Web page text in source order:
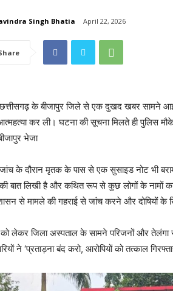
Singh Bhatia April 22, 2026
के बीजापुर जिले से एक दुखद खबर सामने आई
कर ली। घटना की सूचना मिलते ही पुलिस
भेजा
के दौरान मृतक के पास से एक सुसाइड नोट भी
बात लिखी है और कथित रूप से कुछ लोगों के नामों
से मामले की गहराई से जांच करने और दोषियों के
लेकर जिला अस्पताल के सामने परिजनों और तेलंगा
ने ‘प्रताड़ना बंद करो, आरोपियों को तत्काल